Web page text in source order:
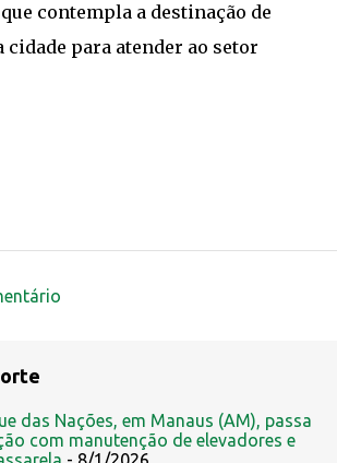
contempla a destinação de
cidade para atender ao setor
das Nações, em Manaus (AM), passa
com manutenção de elevadores e